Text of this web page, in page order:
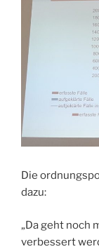
Die
dazu:
„Da geht noch
verbessert